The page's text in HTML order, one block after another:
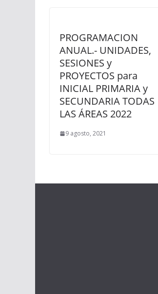
PROGRAMACION
ANUAL.- UNIDADES,
SESIONES y
PROYECTOS para
INICIAL PRIMARIA y
SECUNDARIA TODAS
LAS ÁREAS 2022
9 agosto, 2021